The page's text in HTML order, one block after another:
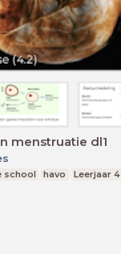
menstruatie dl1
school havo Leerjaar 4